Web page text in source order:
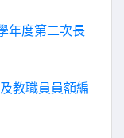
年度第二次長
教職員員額編